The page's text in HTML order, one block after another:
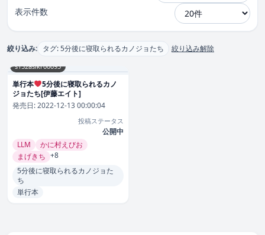
表示件数
絞り込み: タグ: 5分後に寝取られるカノジョたち 絞り込み解除
s152asikr00093
単行本
5分後に寝取られるカノ
ジョたち[伊藤エイト]
発売日:2022-12-13 00:00:04
投稿ステータス
公開中
LLM
かに村えびお
まげきち +8
5分後に寝取られるカノジョた
ち
単行本